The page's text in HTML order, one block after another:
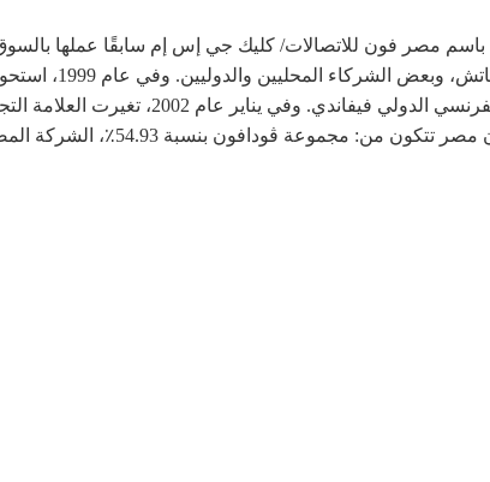
عرفت باسم مصر فون للاتصالات/ كليك جي إس إم سابقًا عملها
خلال ائتلاف بين
في عام 2002، أن تستحوذ على حصة